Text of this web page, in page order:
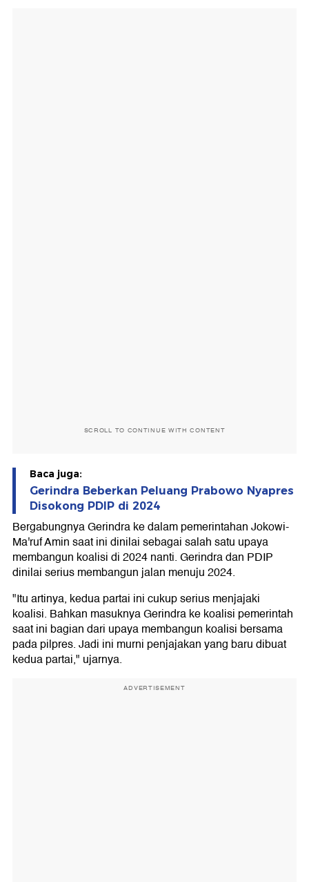
SCROLL TO CONTINUE WITH CONTENT
Baca juga:
Gerindra Beberkan Peluang Prabowo Nyapres
Disokong PDIP di 2024
Bergabungnya Gerindra ke dalam pemerintahan Jokowi-
Ma'ruf Amin saat ini dinilai sebagai salah satu upaya
membangun koalisi di 2024 nanti. Gerindra dan PDIP
dinilai serius membangun jalan menuju 2024.
"Itu artinya, kedua partai ini cukup serius menjajaki
koalisi. Bahkan masuknya Gerindra ke koalisi pemerintah
saat ini bagian dari upaya membangun koalisi bersama
pada pilpres. Jadi ini murni penjajakan yang baru dibuat
kedua partai," ujarnya.
ADVERTISEMENT